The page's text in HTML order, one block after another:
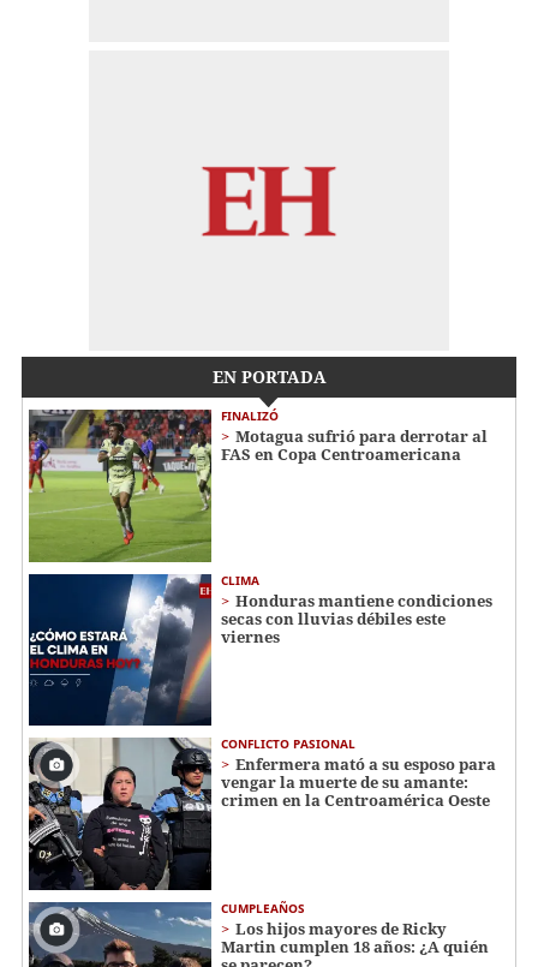
EN PORTADA
FINALIZÓ
Motagua sufrió para derrotar al
FAS en Copa Centroamericana
CLIMA
Honduras mantiene condiciones
secas con lluvias débiles este
viernes
CONFLICTO PASIONAL
Enfermera mató a su esposo para
vengar la muerte de su amante:
crimen en la Centroamérica Oeste
CUMPLEAÑOS
Los hijos mayores de Ricky
Martin cumplen 18 años: ¿A quién